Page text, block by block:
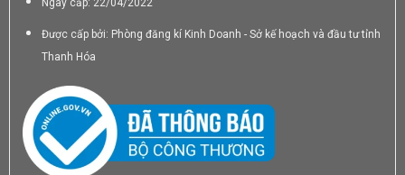
Ngày cấp: 22/04/2022
Được cấp bởi: Phòng đăng kí Kinh Doanh - Sở kế hoạch và đầu tư tỉnh
Thanh Hóa